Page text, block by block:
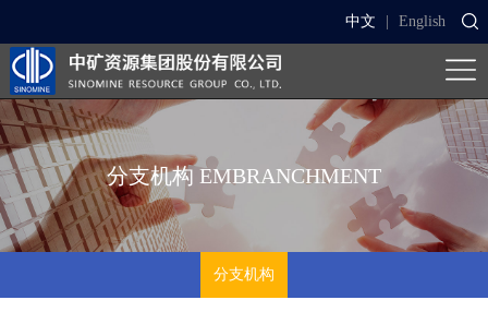
中文 English
分支机构 EMBRANCHMENT
分支机构